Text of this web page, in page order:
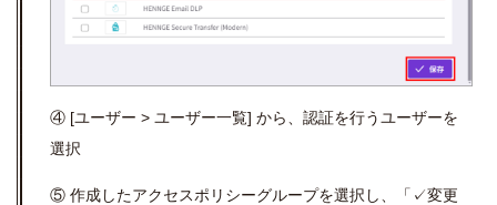
④ [ユーザー > ユーザー一覧] から、認証を行うユーザーを
選択
⑤ 作成したアクセスポリシーグループを選択し、「✓変更